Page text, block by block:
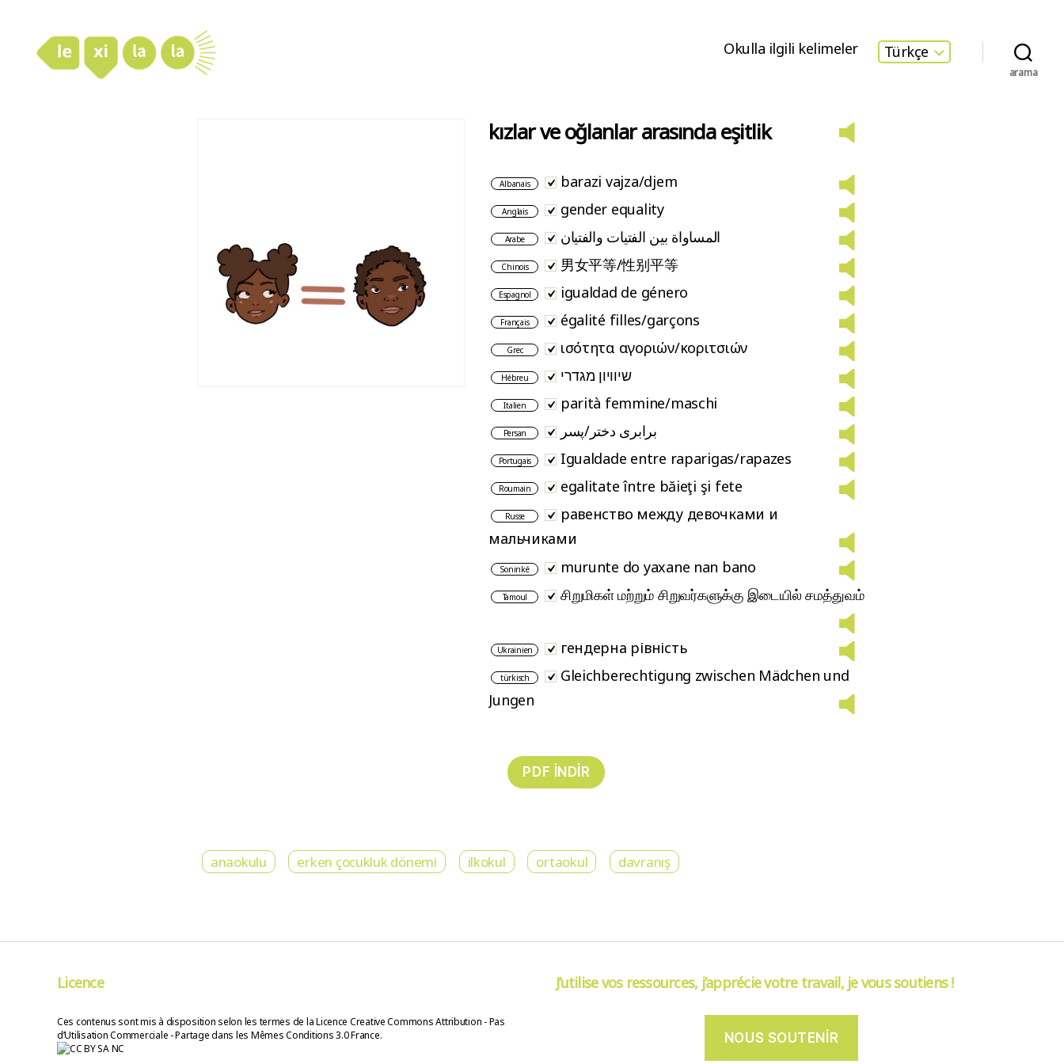
Okulla ilgili kelimeler Türkçe
arama
kızlar ve oğlanlar arasında eşitlik
Albanais barazi vajza/djem
Anglais gender equality
Arabe المساواة بين الفتيات والفتيان
Chinois 男女平等/性别平等
Espagnol igualdad de género
Français égalité filles/garçons
Grec ισότητα αγοριών/κοριτσιών
Hébreu שיוויון מגדרי
Italien parità femmine/maschi
Persan برابری دختر/پسر
Portugais Igualdade entre raparigas/rapazes
Roumain egalitate între băieţi şi fete
Russe
равенство между девочками и
мальчиками
Soninké murunte do yaxane nan bano
Tamoul சிறுமிகள் மற்றும் சிறுவர்களுக்கு இடையில் சமத்துவம்
Ukrainien гендерна рівність
türkisch
Gleichberechtigung zwischen Mädchen und
Jungen
anaokulu erken çocukluk dönemi ilkokul ortaokul davranış
Licence
Ces contenus sont mis à disposition selon les termes de la Licence Creative Commons Attribution - Pas
d’Utilisation Commerciale - Partage dans les Mêmes Conditions 3.0 France.
J’utilise vos ressources, j’apprécie votre travail, je vous soutiens !
NOUS SOUTENIR